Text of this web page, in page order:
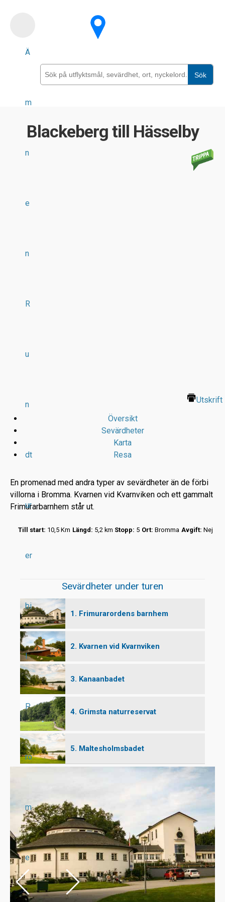
Ä
m
n
e
n
R
u
n
dt
ur
er
bi
l
P
ro
m
e
Sök
Blackeberg till Hässelby
Utskrift
Översikt
Sevärdheter
Karta
Resa
En promenad med andra typer av sevärdheter än de förbi
villorna i Bromma. Kvarnen vid Kvarnviken och ett gammalt
Frimurarbarnhem står ut.
Till start: 10,5 Km Längd: 5,2 km Stopp: 5 Ort: Bromma Avgift: Nej
Sevärdheter under turen
1. Frimurarordens barnhem
2. Kvarnen vid Kvarnviken
3. Kanaanbadet
4. Grimsta naturreservat
5. Maltesholmsbadet